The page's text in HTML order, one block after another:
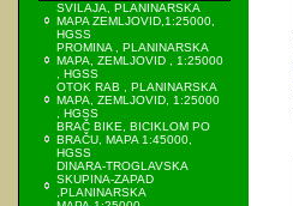
SVILAJA, PLANINARSKA
MAPA ZEMLJOVID,1:25000,
HGSS
PROMINA , PLANINARSKA
MAPA, ZEMLJOVID , 1:25000
, HGSS
OTOK RAB , PLANINARSKA
MAPA, ZEMLJOVID, 1:25000
, HGSS
BRAČ BIKE, BICIKLOM PO
BRAČU, MAPA 1:45000,
HGSS
DINARA-TROGLAVSKA
SKUPINA-ZAPAD
,PLANINARSKA